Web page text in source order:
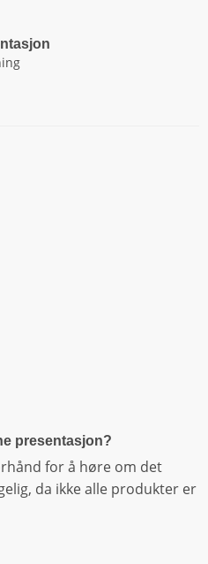
presentasjon?
for å høre om det
da ikke alle produkter er